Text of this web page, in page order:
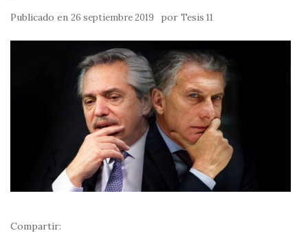
Publicado en 26 septiembre 2019 por Tesis 11
Compartir: